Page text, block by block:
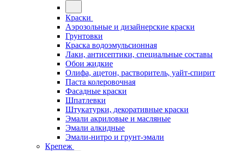
Краски
Аэрозольные и дизайнерские краски
Грунтовки
Краска водоэмульсионная
Лаки, антисептики, специальные составы
Обои жидкие
Олифа, ацетон, растворитель, уайт-спирит
Паста колеровочная
Фасадные краски
Шпатлевки
Штукатурки, декоративные краски
Эмали акриловые и масляные
Эмали алкидные
Эмали-нитро и грунт-эмали
Крепеж